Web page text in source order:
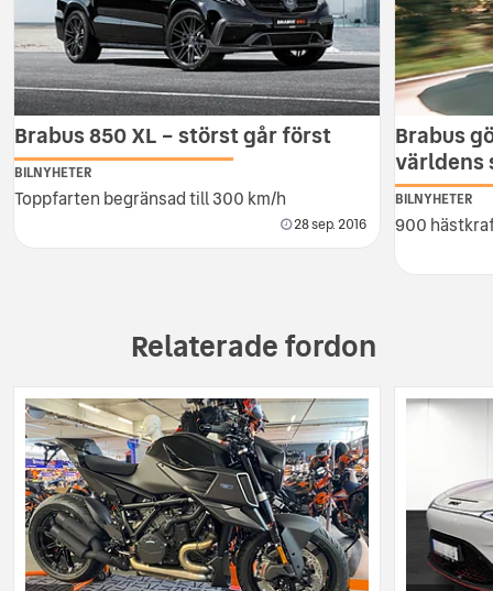
Brabus 850 XL – störst går först
BILNYHETER
Toppfarten begränsad till 300 km/h
28 sep. 2016
Brabus
världens
BILNYHETER
900
Relaterade fordon